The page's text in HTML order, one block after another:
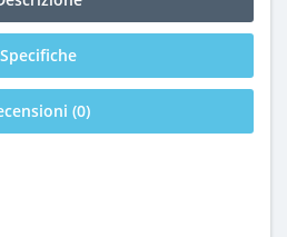
Specifiche
(0)